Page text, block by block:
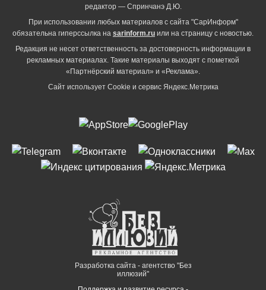
редактор — Спринчанэ Д.Ю.
При использовании любых материалов с сайта "СарИнформ"
обязательна гиперссылка на sarinform.ru или на страницу с новостью.
Редакция не несет ответственность за достоверность информации в
рекламных материалах. Такие материалы выходят с пометкой
«Партнёрский материал» и «Реклама».
Сайт использует Cookie и сервиc Яндекс.Метрика
Разработка сайта - агентство "Без
иллюзий"